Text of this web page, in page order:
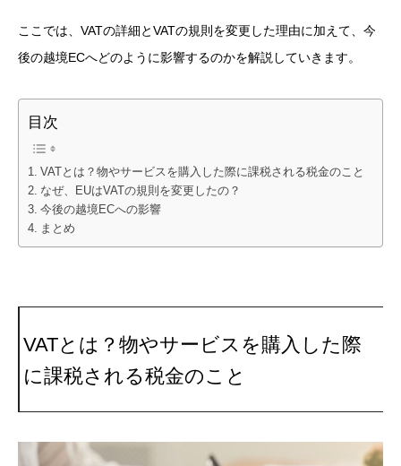
ここでは、VATの詳細とVATの規則を変更した理由に加えて、今
後の越境ECへどのように影響するのかを解説していきます。
目次
VATとは？物やサービスを購入した際に課税される税金のこと
なぜ、EUはVATの規則を変更したの？
今後の越境ECへの影響
まとめ
VATとは？物やサービスを購入した際
に課税される税金のこと